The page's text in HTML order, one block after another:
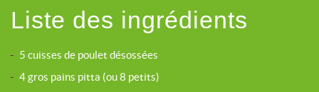
Liste des ingrédients
- 5 cuisses de poulet désossées
- 4 gros pains pitta (ou 8 petits)